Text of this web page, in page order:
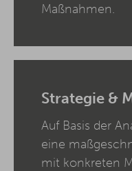
Maßnahmen.
Strategie &
Auf Basis der
eine
mit konkreten